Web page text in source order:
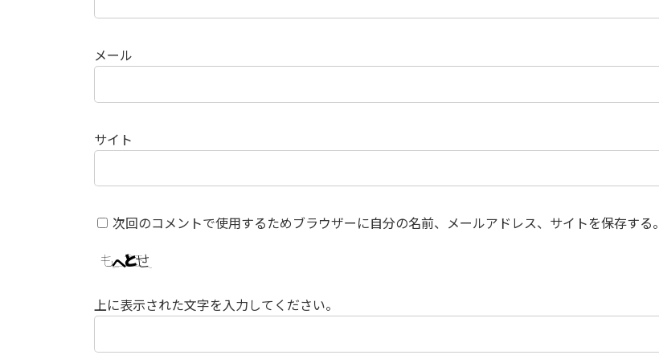
メール
サイト
次回のコメントで使用するためブラウザーに自分の名前、メールアドレス、サイトを保存する。
上に表示された文字を入力してください。